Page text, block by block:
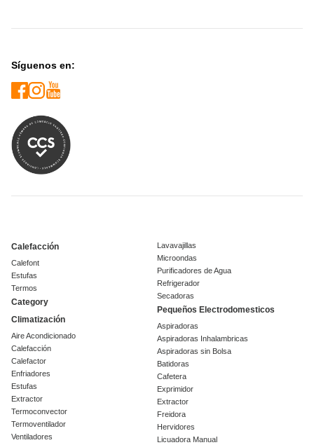
Síguenos en:
Calefacción
Calefont
Estufas
Termos
Category
Climatización
Aire Acondicionado
Calefacción
Calefactor
Enfriadores
Estufas
Extractor
Termoconvector
Termoventilador
Ventiladores
Lavavajillas
Microondas
Purificadores de Agua
Refrigerador
Secadoras
Pequeños Electrodomesticos
Aspiradoras
Aspiradoras Inhalambricas
Aspiradoras sin Bolsa
Batidoras
Cafetera
Exprimidor
Extractor
Freidora
Hervidores
Licuadora Manual